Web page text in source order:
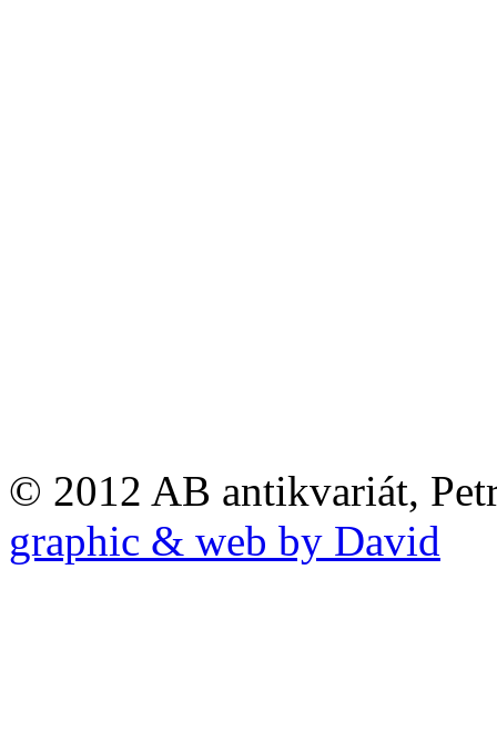
© 2012 AB antikvariát,
graphic & web by David